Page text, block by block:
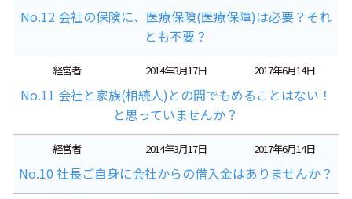
No.12 会社の保険に、医療保険(医療保障)は必要？それ
とも不要？
経営者 2014年3月17日 2017年6月14日
No.11 会社と家族(相続人)との間でもめることはない！
と思っていませんか？
経営者 2014年3月17日 2017年6月14日
No.10 社長ご自身に会社からの借入金はありませんか？